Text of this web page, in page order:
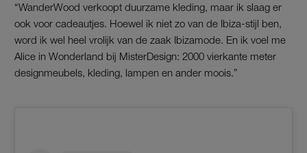
“WanderWood verkoopt duurzame kleding, maar ik slaag er
ook voor cadeautjes. Hoewel ik niet zo van de Ibiza-stijl ben,
word ik wel heel vrolijk van de zaak Ibizamode. En ik voel me
Alice in Wonderland bij MisterDesign: 2000 vierkante meter
designmeubels, kleding, lampen en ander moois.”